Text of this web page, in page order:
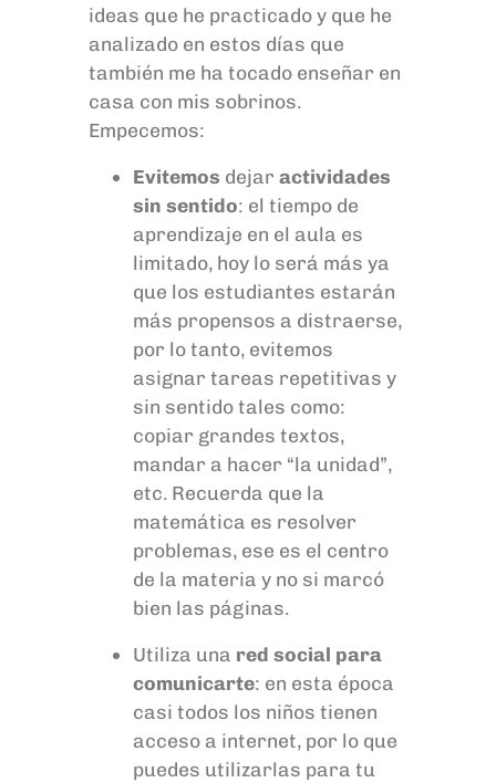
ideas que he practicado y que he
analizado en estos días que
también me ha tocado enseñar en
casa con mis sobrinos.
Empecemos:
Evitemos dejar actividades
sin sentido: el tiempo de
aprendizaje en el aula es
limitado, hoy lo será más ya
que los estudiantes estarán
más propensos a distraerse,
por lo tanto, evitemos
asignar tareas repetitivas y
sin sentido tales como:
copiar grandes textos,
mandar a hacer “la unidad”,
etc. Recuerda que la
matemática es resolver
problemas, ese es el centro
de la materia y no si marcó
bien las páginas.
Utiliza una red social para
comunicarte: en esta época
casi todos los niños tienen
acceso a internet, por lo que
puedes utilizarlas para tu